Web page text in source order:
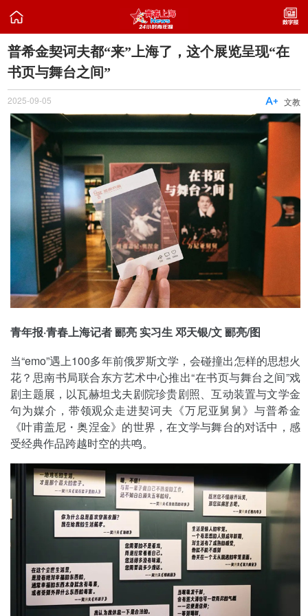

普希金契诃夫都“来”上海了，这个展览呈现“在
书页与舞台之间”
2025-09-05 文教

青年报·青春上海记者 郦亮 实习生 邓天银/文 郦亮/图
当“emo”遇上100多年前俄罗斯文学，会碰撞出怎样的思想火
花？思南书局联合东方艺术中心推出“在书页与舞台之间”戏
剧主题展，以瓦赫坦戈夫剧院珍贵剧照、互动装置与文学金
句为媒介，带领观众走进契诃夫《万尼亚舅舅》与普希金
《叶甫盖尼・奥涅金》的世界，在文学与舞台的对话中，感
受经典作品跨越时空的共鸣。